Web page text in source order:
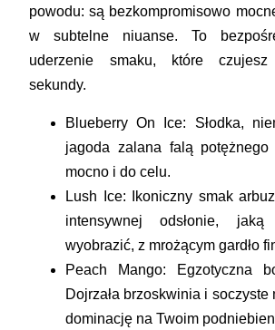
powodu: są bezkompromisowo
w subtelne niuanse. To
uderzenie smaku, które
sekundy.
Blueberry On Ice: Słodka,
jagoda zalana falą potężnego
mocno i do celu.
Lush Ice: Ikoniczny smak
intensywnej odsłonie,
wyobrazić, z mrożącym gardło
Peach Mango: Egzotyczna
Dojrzała brzoskwinia i soczyste
dominację na Twoim